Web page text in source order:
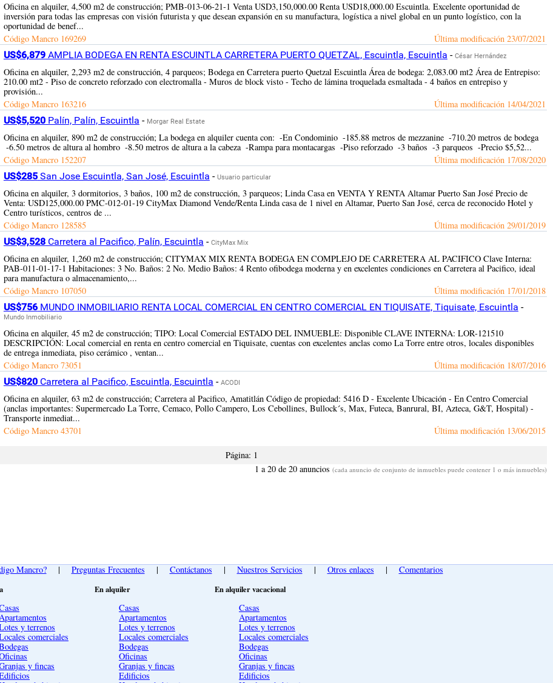
Oficina en alquiler, 4,500 m2 de construcción; PMB-013-06-21-1 Venta USD3,150,000.00 Renta USD18,000.00 Escuintla. Excelente oportunidad de
inversión para todas las empresas con visión futurista y que desean expansión en su manufactura, logística a nivel global en un punto logístico, con la
oportunidad de benef...
Código Mancro 169269 Última modificación 23/07/2021
US$6,879AMPLIA BODEGA EN RENTA ESCUINTLA CARRETERA PUERTO QUETZAL, Escuintla, Escuintla - César Hernández
Oficina en alquiler, 2,293 m2 de construcción, 4 parqueos; Bodega en Carretera puerto Quetzal Escuintla Área de bodega: 2,083.00 mt2 Área de Entrepiso:
210.00 mt2 - Piso de concreto reforzado con electromalla - Muros de block visto - Techo de lámina troquelada esmaltada - 4 baños en entrepiso y
provisión...
Código Mancro 163216 Última modificación 14/04/2021
US$5,520Palín, Palín, Escuintla - Morgar Real Estate
Oficina en alquiler, 890 m2 de construcción; La bodega en alquiler cuenta con: ­ -En Condominio ­ -185.88 metros de mezzanine ­ -710.20 metros de bodega
­ -6.50 metros de altura al hombro ­ -8.50 metros de altura a la cabeza ­ -Rampa para montacargas ­ -Piso reforzado ­ -3 baños ­ -3 parqueos ­ -Precio $5,52...
Código Mancro 152207 Última modificación 17/08/2020
US$285San Jose Escuintla, San José, Escuintla - Usuario particular
Oficina en alquiler, 3 dormitorios, 3 baños, 100 m2 de construcción, 3 parqueos; Linda Casa en VENTA Y RENTA Altamar Puerto San José Precio de
Venta: USD125,000.00 PMC-012-01-19 CityMax Diamond Vende/Renta Linda casa de 1 nivel en Altamar, Puerto San José, cerca de reconocido Hotel y
Centro turísticos, centros de ...
Código Mancro 128585 Última modificación 29/01/2019
US$3,528Carretera al Pacifico, Palín, Escuintla - CityMax Mix
Oficina en alquiler, 1,260 m2 de construcción; CITYMAX MIX RENTA BODEGA EN COMPLEJO DE CARRETERA AL PACIFICO Clave Interna:
PAB-011-01-17-1 Habitaciones: 3 No. Baños: 2 No. Medio Baños: 4 Rento ofibodega moderna y en excelentes condiciones en Carretera al Pacifico, ideal
para manufactura o almacenamiento,...
Código Mancro 107050 Última modificación 17/01/2018
US$756MUNDO INMOBILIARIO RENTA LOCAL COMERCIAL EN CENTRO COMERCIAL EN TIQUISATE, Tiquisate, Escuintla -
Mundo Inmobiliario
Oficina en alquiler, 45 m2 de construcción; TIPO: Local Comercial ESTADO DEL INMUEBLE: Disponible CLAVE INTERNA: LOR-121510
DESCRIPCIÓN: Local comercial en renta en centro comercial en Tiquisate, cuentas con excelentes anclas como La Torre entre otros, locales disponibles
de entrega inmediata, piso cerámico , ventan...
Código Mancro 73051 Última modificación 18/07/2016
US$820Carretera al Pacifico, Escuintla, Escuintla - ACODI
Oficina en alquiler, 63 m2 de construcción; Carretera al Pacifico, Amatitlán Código de propiedad: 5416 D - Excelente Ubicación - En Centro Comercial
(anclas importantes: Supermercado La Torre, Cemaco, Pollo Campero, Los Cebollines, Bullock´s, Max, Futeca, Banrural, BI, Azteca, G&T, Hospital) -
Transporte inmediat...
Código Mancro 43701 Última modificación 13/06/2015
Página: 1
1 a 20 de 20 anuncios (cada anuncio de conjunto de inmuebles puede contener 1 o más inmuebles)
Mancro?| Preguntas Frecuentes | Contáctanos | Nuestros Servicios | Otros enlaces | Comentarios
Apartamentos
y terrenos
comerciales
y fincas
En alquiler
Casas
Apartamentos
Lotes y terrenos
Locales comerciales
Bodegas
Oficinas
Granjas y fincas
Edificios
En alquiler vacacional
Casas
Apartamentos
Lotes y terrenos
Locales comerciales
Bodegas
Oficinas
Granjas y fincas
Edificios